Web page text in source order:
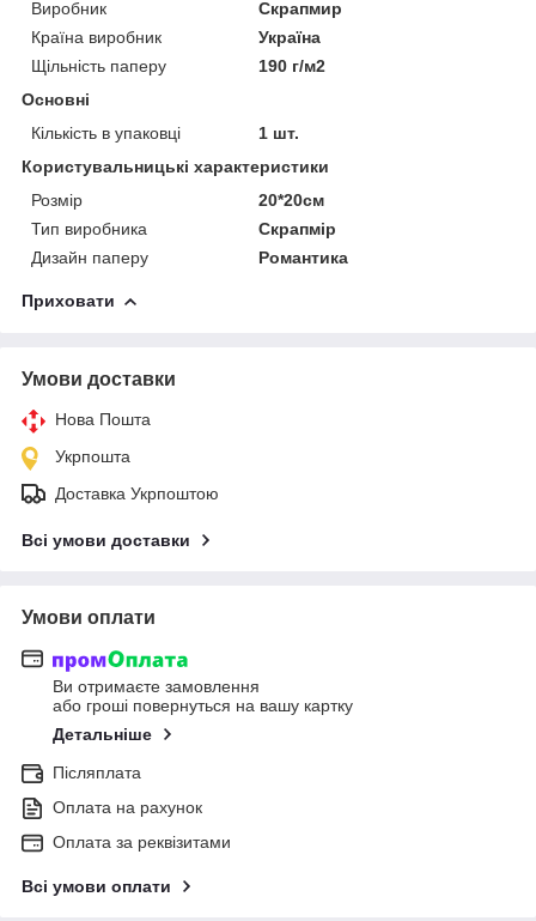
Виробник
Скрапмир
Країна виробник
Україна
Щільність паперу
190 г/м2
Основні
Кількість в упаковці
1 шт.
Користувальницькі характеристики
Розмір
20*20см
Тип виробника
Скрапмір
Дизайн паперу
Романтика
Приховати
Умови доставки
Нова Пошта
Укрпошта
Доставка Укрпоштою
Всі умови доставки
Умови оплати
Ви отримаєте замовлення
або гроші повернуться на вашу картку
Детальніше
Післяплата
Оплата на рахунок
Оплата за реквізитами
Всі умови оплати